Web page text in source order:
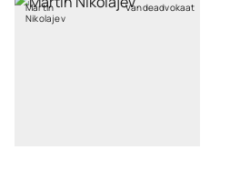
Martin
Nikolajev
Vandeadvokaat